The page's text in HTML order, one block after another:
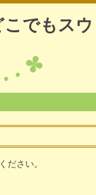
こでもス
ださい。